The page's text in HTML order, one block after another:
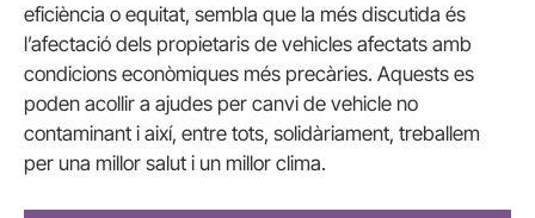
eficiència o equitat, sembla que la més discutida és
l’afectació dels propietaris de vehicles afectats amb
condicions econòmiques més precàries. Aquests es
poden acollir a ajudes per canvi de vehicle no
contaminant i així, entre tots, solidàriament, treballem
per una millor salut i un millor clima.